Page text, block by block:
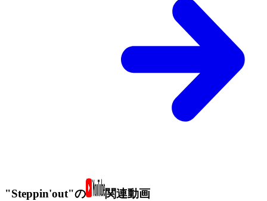
"Steppin'out"の 関連動画